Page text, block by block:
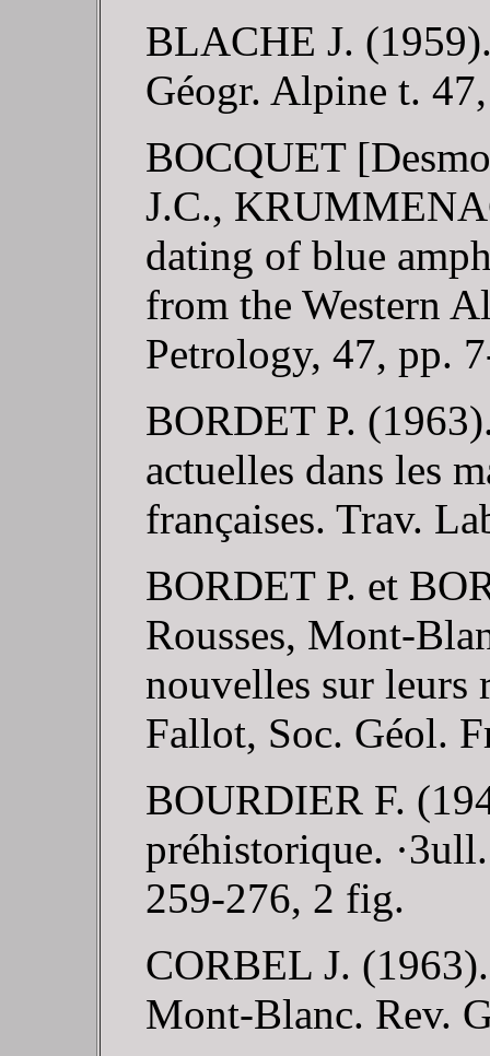
BLACHE J.
Géogr. Alpine t.
BOCQUET
J.C.,
dating of blue
from the Western
Petrology, 47, pp.
BORDET P.
actuelles dans les
françaises. Trav.
BORDET P. et
Rousses, Mont-
nouvelles sur leurs
Fallot, Soc. Géol.
BOURDIER F.
préhistorique.
259-276, 2 fig.
CORBEL J.
Mont-Blanc. Rev.